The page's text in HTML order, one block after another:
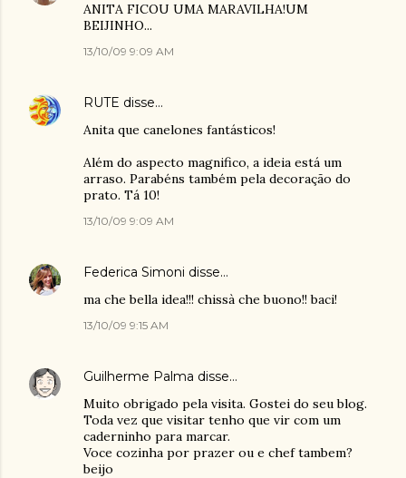
ANITA FICOU UMA MARAVILHA!UM
BEIJINHO...
13/10/09 9:09 AM
RUTE disse…
Anita que canelones fantásticos!
Além do aspecto magnifico, a ideia está um
arraso. Parabéns também pela decoração do
prato. Tá 10!
13/10/09 9:09 AM
Federica Simoni disse…
ma che bella idea!!! chissà che buono!! baci!
13/10/09 9:15 AM
Guilherme Palma disse…
Muito obrigado pela visita. Gostei do seu blog.
Toda vez que visitar tenho que vir com um
caderninho para marcar.
Voce cozinha por prazer ou e chef tambem?
beijo